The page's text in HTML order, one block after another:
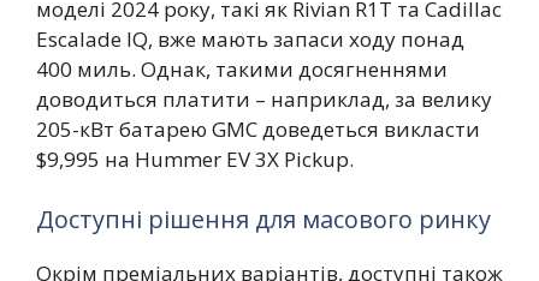
моделі 2024 року, такі як Rivian R1T та Cadillac
Escalade IQ, вже мають запаси ходу понад
400 миль. Однак, такими досягненнями
доводиться платити – наприклад, за велику
205-кВт батарею GMC доведеться викласти
$9,995 на Hummer EV 3X Pickup.
Доступні рішення для масового ринку
Окрім преміальних варіантів, доступні також